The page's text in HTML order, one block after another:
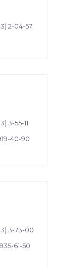
2-04-57
3-55-11
40-90
3-73-00
61-50